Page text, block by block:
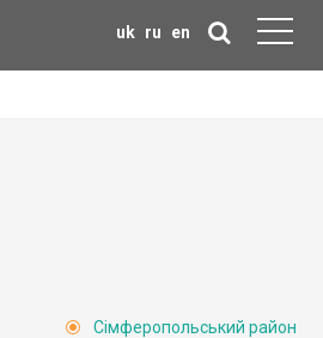
uk ru en
Сімферопольський район